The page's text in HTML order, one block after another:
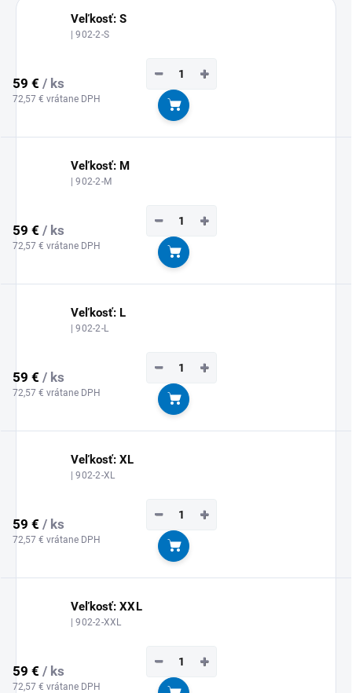
Veľkosť: S
| 902-2-S
59 € / ks
72,57 € vrátane DPH
+
−
Do košíka
Veľkosť: M
| 902-2-M
59 € / ks
72,57 € vrátane DPH
+
−
Do košíka
Veľkosť: L
| 902-2-L
59 € / ks
72,57 € vrátane DPH
+
−
Do košíka
Veľkosť: XL
| 902-2-XL
59 € / ks
72,57 € vrátane DPH
+
−
Do košíka
Veľkosť: XXL
| 902-2-XXL
59 € / ks
72,57 € vrátane DPH
+
−